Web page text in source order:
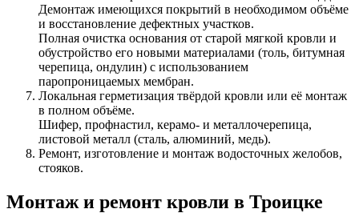
Демонтаж имеющихся покрытий в необходимом объёме
и восстановление дефектных участков.
Полная очистка основания от старой мягкой кровли и
обустройство его новыми материалами (толь, битумная
черепица, ондулин) с использованием
паропроницаемых мембран.
Локальная герметизация твёрдой кровли или её монтаж
в полном объёме.
Шифер, профнастил, керамо- и металлочерепица,
листовой металл (сталь, алюминий, медь).
Ремонт, изготовление и монтаж водосточных желобов,
стояков.
Монтаж и ремонт кровли в Троицке